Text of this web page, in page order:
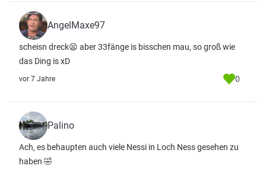
AngelMaxe97
scheisn dreck😫 aber 33fänge is bisschen mau, so groß wie
das Ding is xD
vor 7 Jahre 0
Palino
Ach, es behaupten auch viele Nessi in Loch Ness gesehen zu
haben 🤣